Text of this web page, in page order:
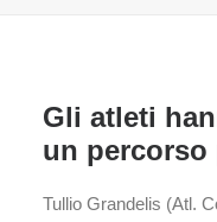
Gli atleti
un percorso
Tullio Grandelis (Atl.